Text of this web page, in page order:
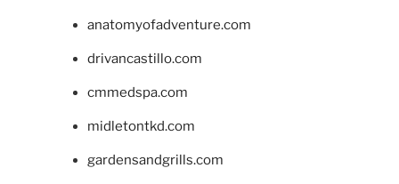
anatomyofadventure.com
drivancastillo.com
cmmedspa.com
midletontkd.com
gardensandgrills.com